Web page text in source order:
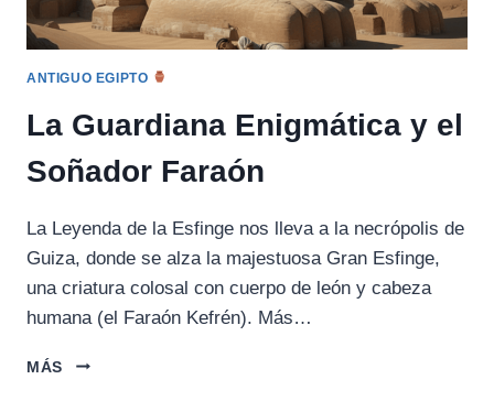
ANTIGUO EGIPTO
La Guardiana Enigmática y el
Soñador Faraón
La Leyenda de la Esfinge nos lleva a la necrópolis de
Guiza, donde se alza la majestuosa Gran Esfinge,
una criatura colosal con cuerpo de león y cabeza
humana (el Faraón Kefrén). Más…
MÁS
LA